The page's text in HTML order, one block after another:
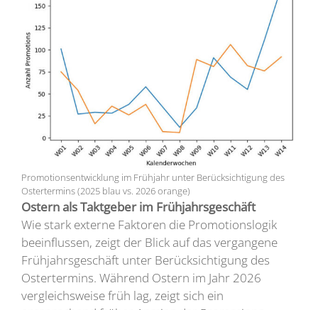
Promotionsentwicklung im Frühjahr unter Berücksichtigung des
Ostertermins (2025 blau vs. 2026 orange)
Ostern als Taktgeber im Frühjahrsgeschäft
Wie stark externe Faktoren die Promotionslogik
beeinflussen, zeigt der Blick auf das vergangene
Frühjahrsgeschäft unter Berücksichtigung des
Ostertermins. Während Ostern im Jahr 2026
vergleichsweise früh lag, zeigt sich ein